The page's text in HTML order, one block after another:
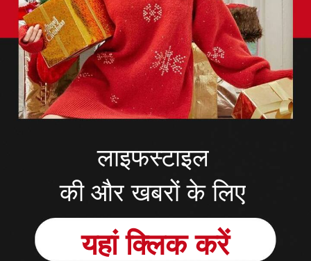
लाइफस्टाइल
की और खबरों के लिए
यहां क्लिक करें